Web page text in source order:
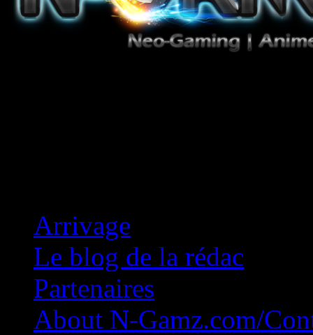
Arrivage
Le blog de la rédac
Partenaires
About N-Gamz.com/